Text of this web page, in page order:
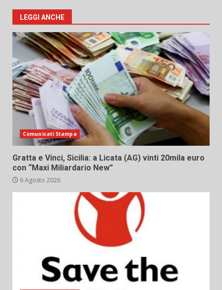
LEGGI ANCHE
Comunicati Stampa
Gratta e Vinci, Sicilia: a Licata (AG) vinti 20mila euro
con “Maxi Miliardario New”
6 Agosto 2026